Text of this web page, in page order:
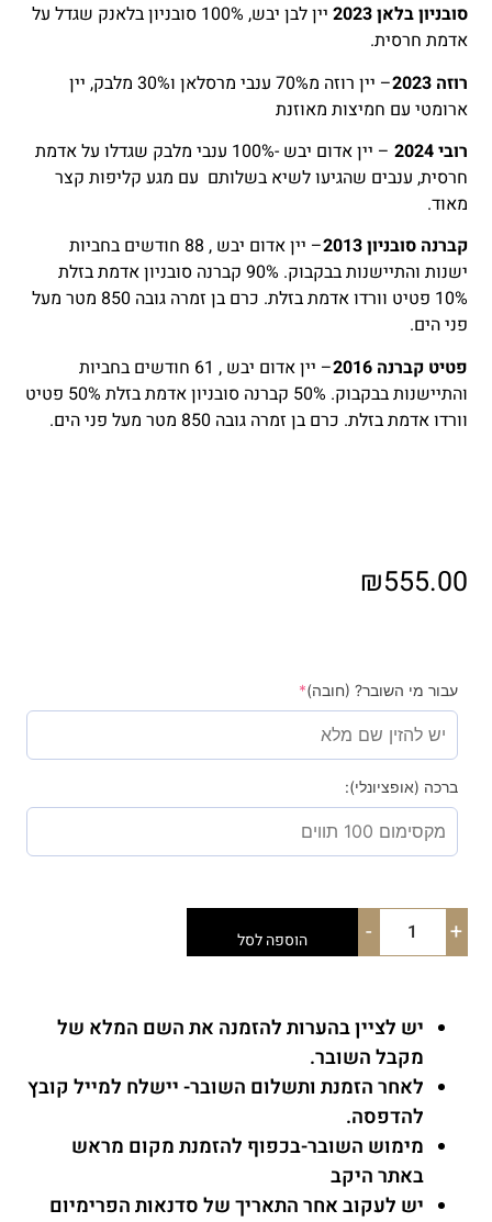
סובניון בלאן 2023
יין לבן יבש, 100% סובניון בלאנק שגדל על
אדמת חרסית.
רוזה 2023
– יין רוזה מ70% ענבי מרסלאן ו30% מלבק, יין
ארומטי עם חמיצות מאוזנת
רובי 2024
– יין אדום יבש -100% ענבי מלבק שגדלו על אדמת
חרסית, ענבים שהגיעו לשיא בשלותם עם מגע קליפות קצר
מאוד.
קברנה סובניון 2013
– יין אדום יבש , 88 חודשים בחביות
ישנות והתיישנות בבקבוק. 90% קברנה סובניון אדמת בזלת
10% פטיט וורדו אדמת בזלת. כרם בן זמרה גובה 850 מטר מעל
פני הים.
פטיט קברנה 2016
– יין אדום יבש , 61 חודשים בחביות
והתיישנות בבקבוק. 50% קברנה סובניון אדמת בזלת 50% פטיט
וורדו אדמת בזלת. כרם בן זמרה גובה 850 מטר מעל פני הים.
₪555.00
עבור מי השובר? (חובה)*
ברכה (אופציונלי):
- + הוספה לסל
יש לציין בהערות להזמנה את השם המלא של
מקבל השובר.
לאחר הזמנת ותשלום השובר- יישלח למייל קובץ
להדפסה.
מימוש השובר-בכפוף להזמנת מקום מראש
באתר היקב
יש לעקוב אחר התאריך של סדנאות הפרימיום